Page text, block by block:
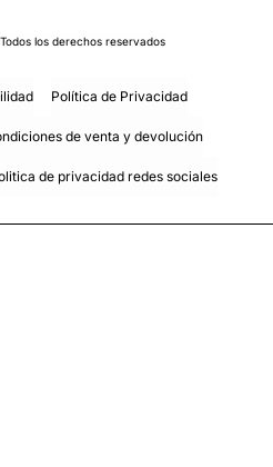
Política de Privacidad
de venta y devolución
de privacidad redes sociales
los derechos reservados